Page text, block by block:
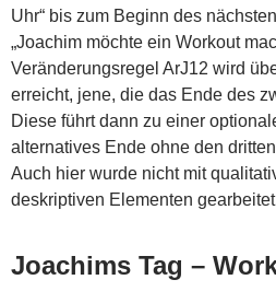
Uhr“ bis zum Beginn des
„Joachim möchte ein Workout
Veränderungsregel ArJ12 wird
erreicht, jene, die das Ende des
Diese führt dann zu einer
alternatives Ende ohne den
Auch hier wurde nicht mit
deskriptiven Elementen
Joachims Tag –